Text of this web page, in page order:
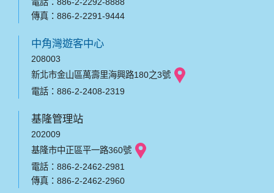
傳真：886-2-2291-9444
中角灣遊客中心
208003
新北市金山區萬壽里海興路180之3號
電話：886-2-2408-2319
基隆管理站
202009
基隆市中正區平一路360號
電話：886-2-2462-2981
傳真：886-2-2462-2960